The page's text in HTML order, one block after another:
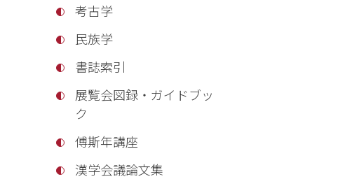
考古学
民族学
書誌索引
展覧会図録・ガイドブッ
ク
傅斯年講座
漢学会議論文集